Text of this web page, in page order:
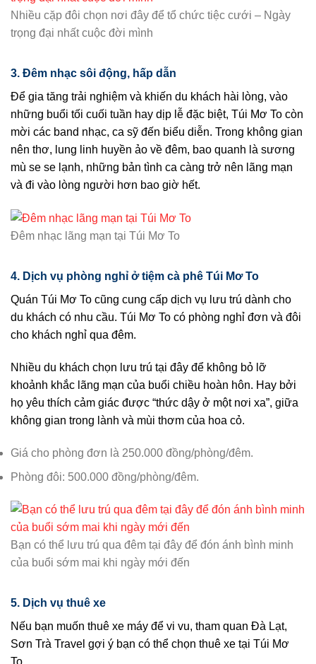
Nhiều cặp đôi chọn nơi đây để tổ chức tiệc cưới – Ngày
trọng đại nhất cuộc đời mình
3. Đêm nhạc sôi động, hấp dẫn
Để gia tăng trải nghiệm và khiến du khách hài lòng, vào
những buổi tối cuối tuần hay dịp lễ đặc biệt, Túi Mơ To còn
mời các band nhạc, ca sỹ đến biểu diễn. Trong không gian
nên thơ, lung linh huyền ảo về đêm, bao quanh là sương
mù se se lạnh, những bản tình ca càng trở nên lãng mạn
và đi vào lòng người hơn bao giờ hết.
Đêm nhạc lãng mạn tại Túi Mơ To
4. Dịch vụ phòng nghỉ ở tiệm cà phê Túi Mơ To
Quán Túi Mơ To cũng cung cấp dịch vụ lưu trú dành cho
du khách có nhu cầu. Túi Mơ To có phòng nghỉ đơn và đôi
cho khách nghỉ qua đêm.
Nhiều du khách chọn lưu trú tại đây để không bỏ lỡ
khoảnh khắc lãng mạn của buổi chiều hoàn hôn. Hay bởi
họ yêu thích cảm giác được “thức dậy ở một nơi xa”, giữa
không gian trong lành và mùi thơm của hoa cỏ.
Giá cho phòng đơn là 250.000 đồng/phòng/đêm.
Phòng đôi: 500.000 đồng/phòng/đêm.
Bạn có thể lưu trú qua đêm tại đây để đón ánh bình minh
của buổi sớm mai khi ngày mới đến
5. Dịch vụ thuê xe
Nếu bạn muốn thuê xe máy để vi vu, tham quan Đà Lạt,
Sơn Trà Travel gợi ý bạn có thể chọn thuê xe tại Túi Mơ